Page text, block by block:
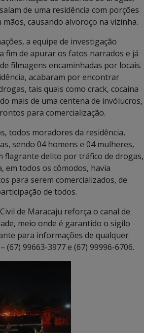
de uma residência com porções
causando alvoroço na vizinha.
a equipe de investigação
fim de apurar os fatos narrados e já
filmagens encaminhadas por locais.
acabaram por encontrar
tais quais como crack, cocaína
mais de uma centena de invólucros,
para comercialização.
todos moradores da residência,
sendo 04 homens e 04 mulheres,
flagrante delito por tráfico de drogas,
em todos os cômodos, havia
para serem comercializados, de
de todos.
de Maracaju reforça o canal de
meio onde é garantido o sigilo
para informações de qualquer
(67) 99663-3977 e (67) 99996-6706.